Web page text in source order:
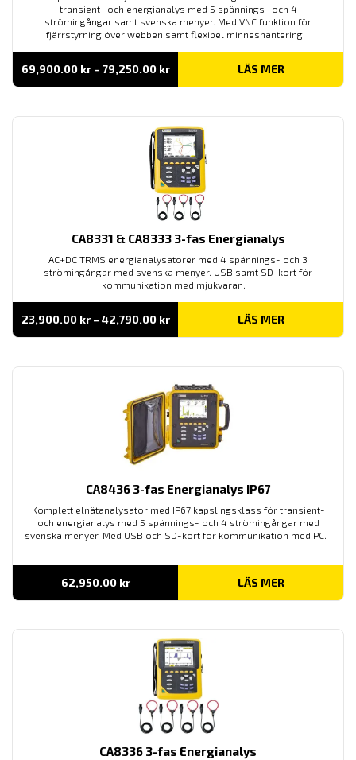
transient- och energianalys med 5 spännings- och 4
strömingångar samt svenska menyer. Med VNC funktion för
fjärrstyrning över webben samt flexibel minneshantering.
69,900.00 kr – 79,250.00 krPrisintervall:
till
LÄS MER
CA8331 & CA8333 3-fas Energianalys
AC+DC TRMS energianalysatorer med 4 spännings- och 3
strömingångar med svenska menyer. USB samt SD-kort för
kommunikation med mjukvaran.
23,900.00 kr – 42,790.00 krPrisintervall:
till
LÄS MER
CA8436 3-fas Energianalys IP67
Komplett elnätanalysator med IP67 kapslingsklass för transient-
och energianalys med 5 spännings- och 4 strömingångar med
svenska menyer. Med USB och SD-kort för kommunikation med PC.
62,950.00 kr LÄS MER
CA8336 3-fas Energianalys